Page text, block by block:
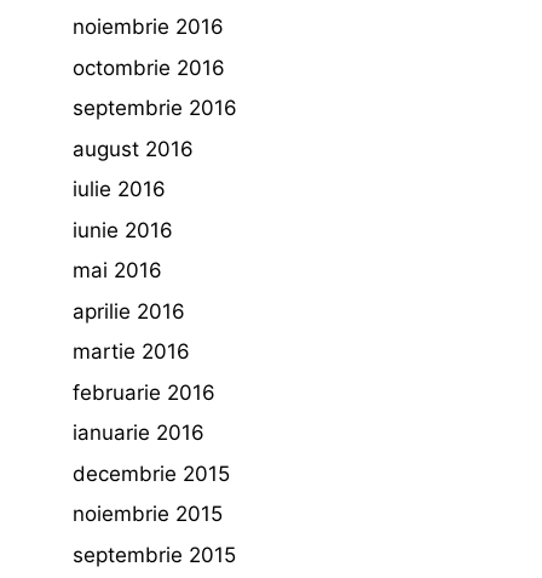
noiembrie 2016
octombrie 2016
septembrie 2016
august 2016
iulie 2016
iunie 2016
mai 2016
aprilie 2016
martie 2016
februarie 2016
ianuarie 2016
decembrie 2015
noiembrie 2015
septembrie 2015